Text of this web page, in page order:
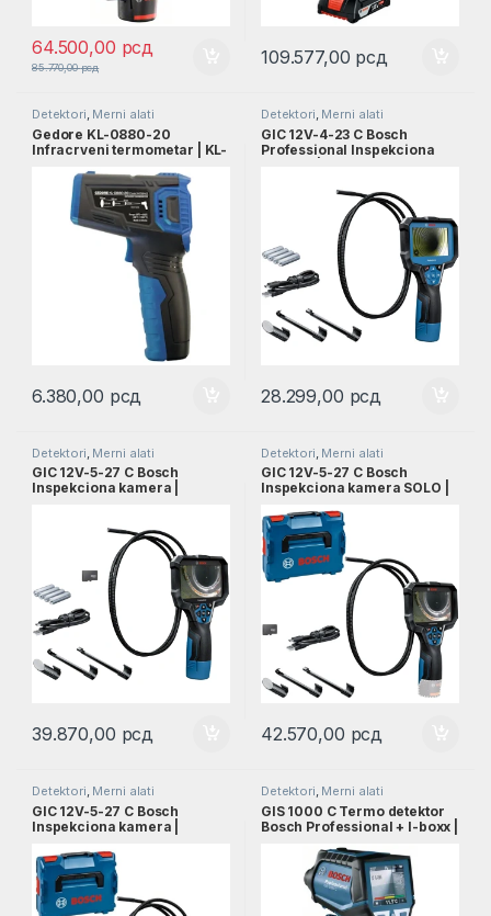
64.500,00 рсд
85.770,00рсд 109.577,00 рсд
Detektori, Merni alati
Gedore KL-0880-20
Infracrveni termometar | KL-
6.380,00 рсд
Detektori, Merni alati
GIC 12V-4-23 C Bosch
Professional Inspekciona
28.299,00 рсд
Detektori Merni alati
GIC 12V-5-27 C Bosch
Inspekciona kamera |
39.870,00 рсд
Detektori Merni alati
GIC 12V-5-27 C Bosch
Inspekciona kamera SOLO |
42.570,00 рсд
Detektori, Merni alati
GIC 12V-5-27 C Bosch
Inspekciona kamera |
Detektori, Merni alati
GIS 1000 C Termo detektor
Bosch Professional + l-boxx |